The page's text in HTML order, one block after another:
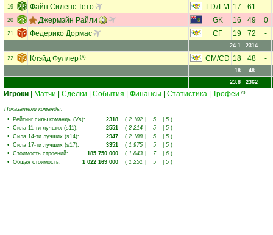
19 Файн Силенс Тето LD/ LM 17 61 -
20 Джермэйн Райли GK 16 49 0
21 Федерико Дормас CF 19 72 -
24.1 2314
22 Клэйд Фуллер (6) CM/CD 18 48 -
18
48
23.8
2362
Игроки Матчи Сделки События Финансы Статистика Трофеи 70
Показатели команды:
• Рейтинг силы команды (Vs): 2318 ( 2 102 5 5 )
• Сила 11-ти лучших (s11): 2551 ( 2 214 5 5 )
• Сила 14-ти лучших (s14): 2947 ( 2 188 5 5 )
• Сила 17-ти лучших (s17): 3351 ( 1 975 5 5 )
• Стоимость строений: 185 750 000 ( 1 843 7 6 )
• Общая стоимость: 1 022 169 000 ( 1 251 5 5 )